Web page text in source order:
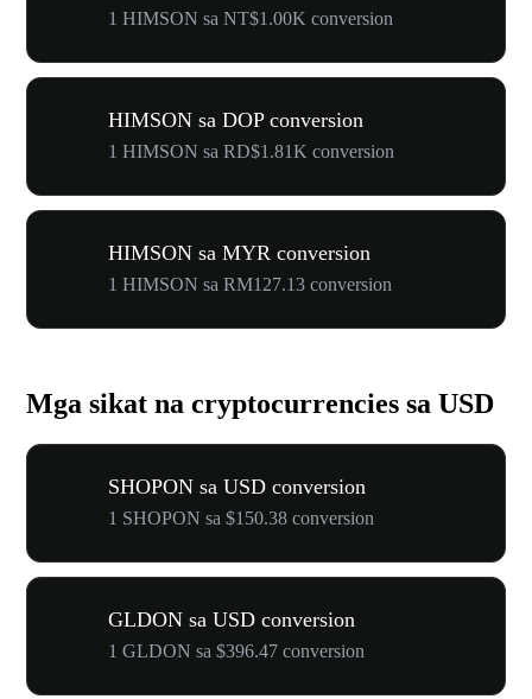
1 HIMSON sa NT$1.00K conversion
HIMSON sa DOP conversion
1 HIMSON sa RD$1.81K conversion
HIMSON sa MYR conversion
1 HIMSON sa RM127.13 conversion
Mga sikat na cryptocurrencies sa USD
SHOPON sa USD conversion
1 SHOPON sa $150.38 conversion
GLDON sa USD conversion
1 GLDON sa $396.47 conversion